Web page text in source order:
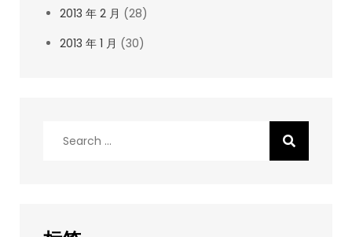
2013 年 2 月 (28)
2013 年 1 月 (30)